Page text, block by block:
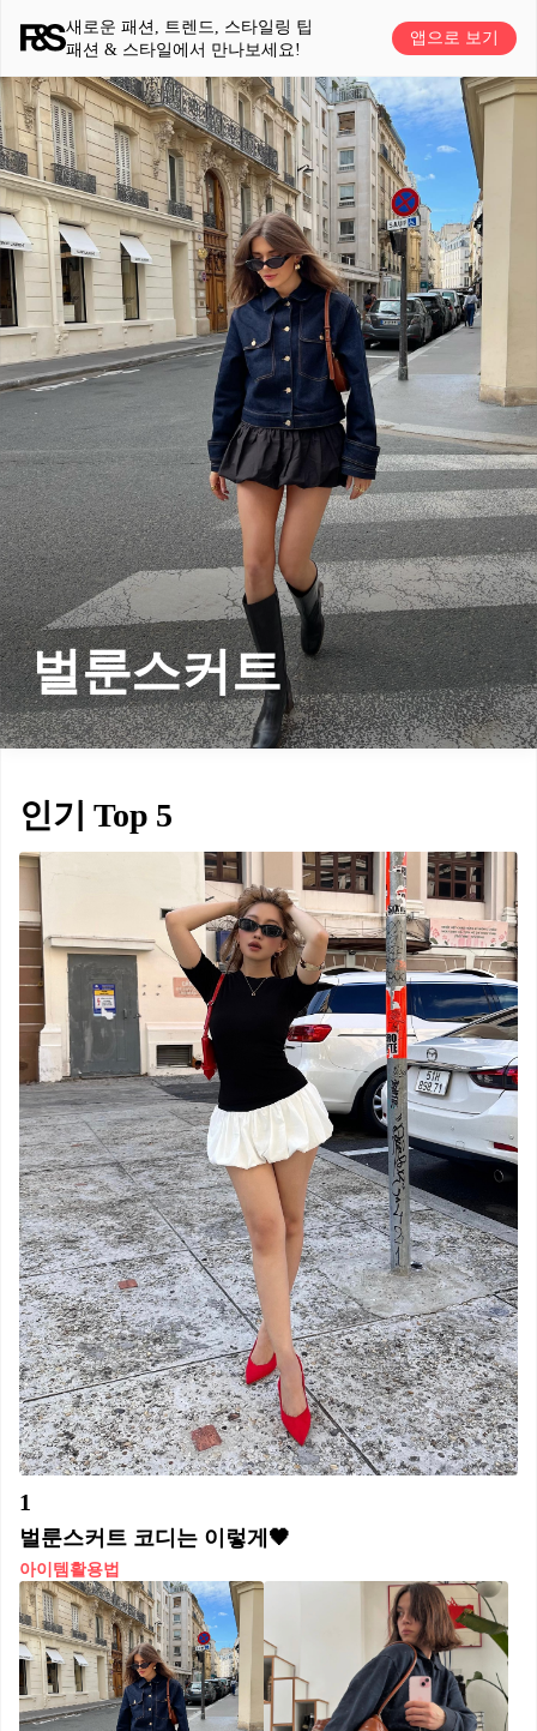
새로운 패션, 트렌드, 스타일링 팁
패션 & 스타일에서 만나보세요!
앱으로 보기
벌룬스커트
인기 Top 5
1
벌룬스커트 코디는 이렇게🖤
아이템활용법